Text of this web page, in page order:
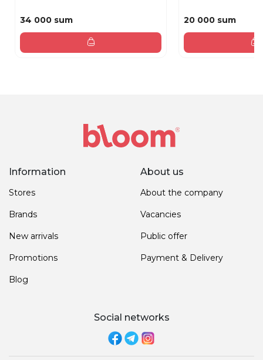
34 000 sum 20 000 sum
Information
Stores
Brands
New arrivals
Promotions
Blog
About us
About the company
Vacancies
Public offer
Payment & Delivery
Social networks